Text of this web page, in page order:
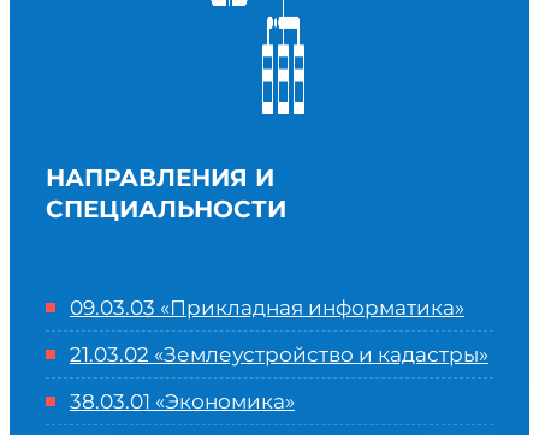
НАПРАВЛЕНИЯ И
СПЕЦИАЛЬНОСТИ
09.03.03 «Прикладная информатика»
21.03.02 «Землеустройство и кадастры»
38.03.01 «Экономика»